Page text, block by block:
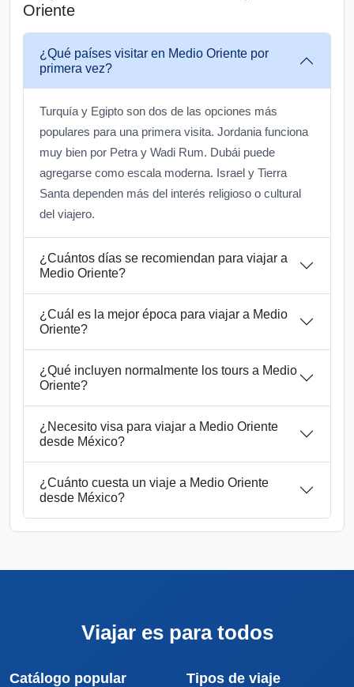
Oriente
¿Qué países visitar en Medio Oriente por
primera vez?
Turquía y Egipto son dos de las opciones más
populares para una primera visita. Jordania funciona
muy bien por Petra y Wadi Rum. Dubái puede
agregarse como escala moderna. Israel y Tierra
Santa dependen más del interés religioso o cultural
del viajero.
¿Cuántos días se recomiendan para viajar a
Medio Oriente?
¿Cuál es la mejor época para viajar a Medio
Oriente?
¿Qué incluyen normalmente los tours a Medio
Oriente?
¿Necesito visa para viajar a Medio Oriente
desde México?
¿Cuánto cuesta un viaje a Medio Oriente
desde México?
Viajar es para todos
Catálogo popular Tipos de viaje